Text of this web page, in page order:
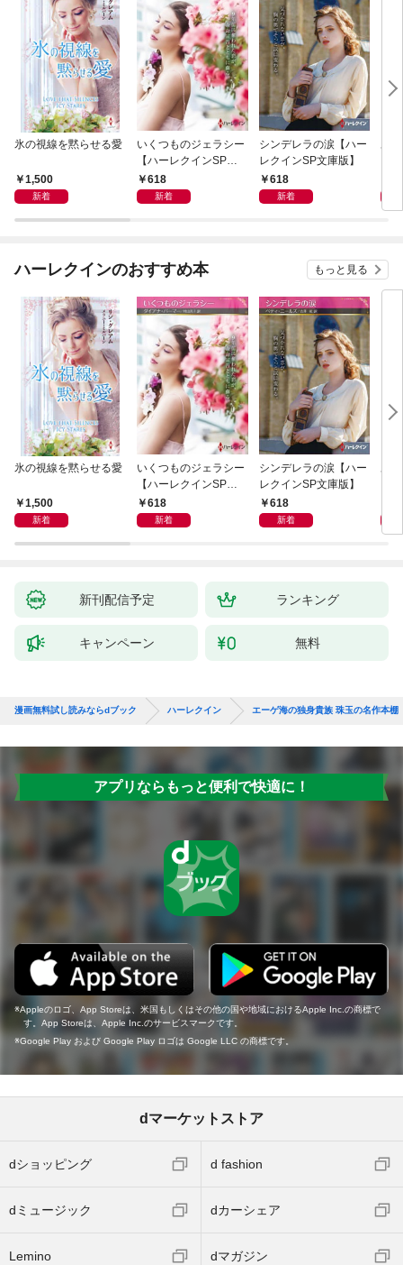
氷の視線を黙らせる愛
1,500
新着
いくつものジェラシー
【ハーレクインSP文
庫版】
618
新着
シンデレラの涙【ハー
レクインSP文庫版】
618
新着
レ
ク
ハーレクインのおすすめ本 もっと見る
氷の視線を黙らせる愛
1,500
新着
いくつものジェラシー
【ハーレクインSP文
庫版】
618
新着
シンデレラの涙【ハー
レクインSP文庫版】
618
新着
レ
ク
新刊配信予定 ランキング
キャンペーン 無料
漫画無料試し読みならdブック ハーレクイン エーゲ海の独身貴族 珠玉の名作本棚
アプリならもっと便利で快適に！
Appleのロゴ、App Storeは、米国もしくはその他の国や地域におけるApple Inc.の商標で
す。App Storeは、Apple Inc.のサービスマークです。
Google Play および Google Play ロゴは Google LLC の商標です。
dマーケットストア
dショッピング d fashion
dミュージック dカーシェア
Lemino dマガジン